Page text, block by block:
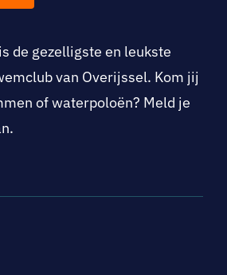
de gezelligste en leukste
van Overijssel. Kom jij
of waterpoloën? Meld je